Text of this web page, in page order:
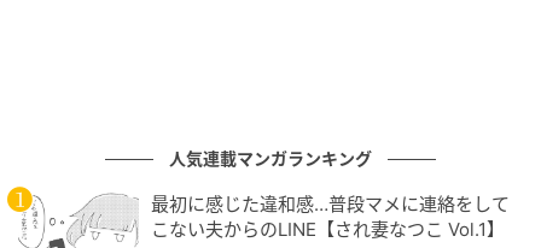
人気連載マンガランキング
最初に感じた違和感…普段マメに連絡をして
こない夫からのLINE【され妻なつこ Vol.1】